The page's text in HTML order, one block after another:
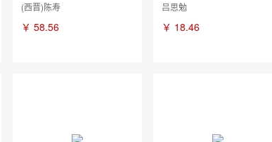
(西晋)陈寿
￥ 58.56
吕思勉
￥ 18.46